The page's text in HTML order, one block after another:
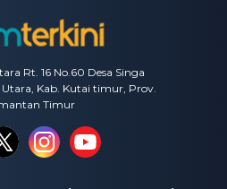
Rt. 16 No.60 Desa Singa
Kab. Kutai timur, Prov.
Timur